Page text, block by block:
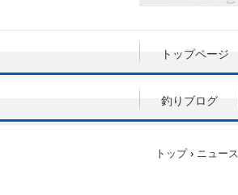
トップページ
釣りブログ
トップ › ニュース